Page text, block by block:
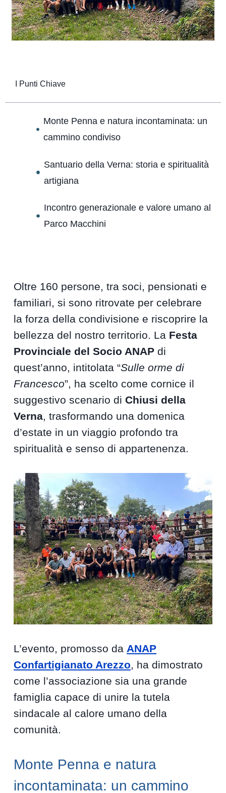
I Punti Chiave
Monte Penna e natura incontaminata: un
cammino condiviso
Santuario della Verna: storia e spiritualità
artigiana
Incontro generazionale e valore umano al
Parco Macchini
Oltre 160 persone, tra soci, pensionati e
familiari, si sono ritrovate per celebrare
la forza della condivisione e riscoprire la
bellezza del nostro territorio. La Festa
Provinciale del Socio ANAP di
quest’anno, intitolata “Sulle orme di
Francesco”, ha scelto come cornice il
suggestivo scenario diChiusi della
Verna, trasformando una domenica
d’estate in un viaggio profondo tra
spiritualità e senso di appartenenza.
L’evento, promosso da ANAP
Confartigianato Arezzo, ha dimostrato
come l’associazione sia una grande
famiglia capace di unire la tutela
sindacale al calore umano della
comunità.
Monte Penna e natura
incontaminata: un cammino